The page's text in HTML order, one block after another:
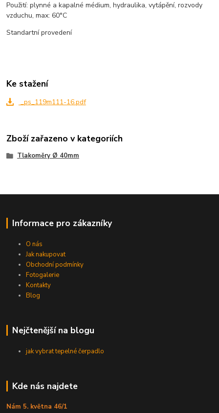
Použití: plynné a kapalné médium, hydraulika, vytápění, rozvody
vzduchu, max: 60°C
Standartní provedení
Ke stažení
_ps_119m111-16.pdf
Zboží zařazeno v kategoriích
Tlakoměry Ø 40mm
Informace pro zákazníky
O nás
Jak nakupovat
Obchodní podmínky
Fotogalerie
Kontakty
Blog
Nejčtenější na blogu
jak vybrat tepelné čerpadlo
Kde nás najdete
Nám 5. května 46/1